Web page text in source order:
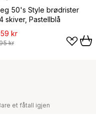
50's Style brødrister
skiver, Pastellblå
kr
kr
et fåtall igjen